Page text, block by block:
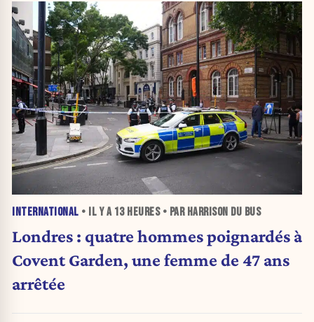
INTERNATIONAL • IL Y A 13 HEURES• PAR HARRISON DU BUS
Londres : quatre hommes poignardés à
Covent Garden, une femme de 47 ans
arrêtée